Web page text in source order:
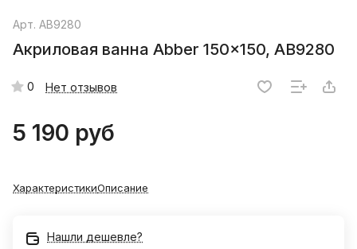
Арт. AB9280
Акриловая ванна Abber 150x150, AB9280
0 Нет отзывов
5 190 руб
ХарактеристикиОписание
Нашли дешевле?